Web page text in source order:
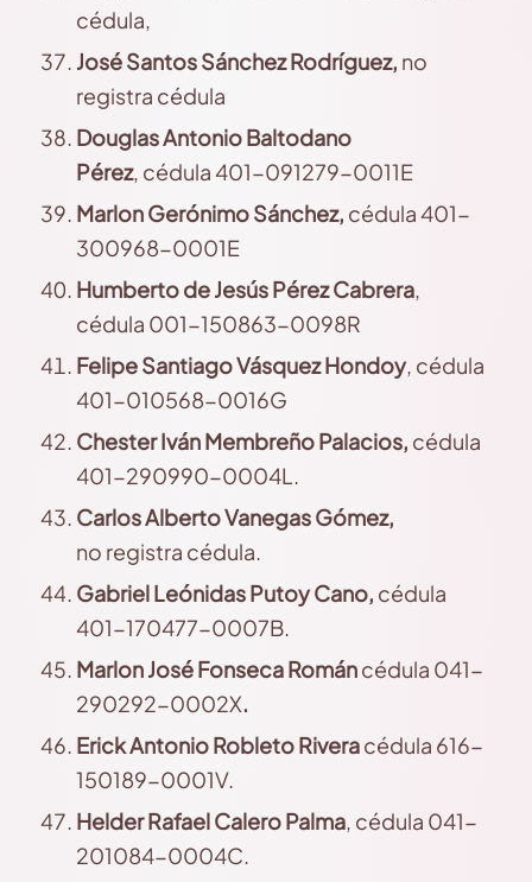
cédula,
JoséSantos Sánchez Rodríguez, no
registra cédula
DouglasAntonio Baltodano
Pérez, cédula 401-091279-0011E
MarlonGerónimo Sánchez, cédula 401-
300968-0001E
Humbertode Jesús Pérez Cabrera,
cédula 001-150863-0098R
FelipeSantiago Vásquez Hondoy, cédula
401-010568-0016G
ChesterIván Membreño Palacios, cédula
401-290990-0004L.
CarlosAlberto Vanegas Gómez,
no registra cédula.
GabrielLeónidas Putoy Cano, cédula
401-170477-0007B.
MarlonJosé Fonseca Románcédula 041-
290292-0002X.
ErickAntonio Robleto Riveracédula 616-
150189-0001V.
HelderRafael Calero Palma, cédula 041-
201084-0004C.